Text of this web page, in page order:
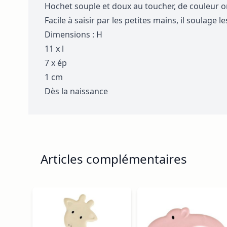
Hochet souple et doux au toucher, de couleur
Facile à saisir par les petites mains, il soulage
Dimensions : H
11 x l
7 x ép
1 cm
Dès la naissance
Articles complémentaires
Navigating through the elements of the carousel
Press to skip carousel